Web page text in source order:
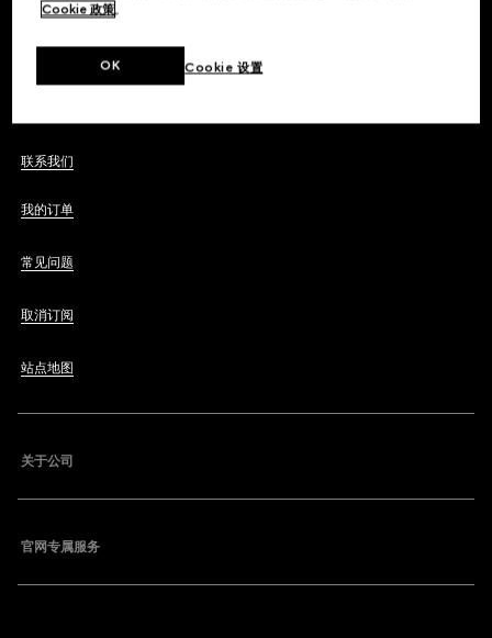
联系我们
我的订单
常见问题
取消订阅
站点地图
关于公司
官网专属服务
Cookie 政策。
Cookie 设置
OK